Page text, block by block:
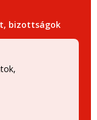
bizottságok